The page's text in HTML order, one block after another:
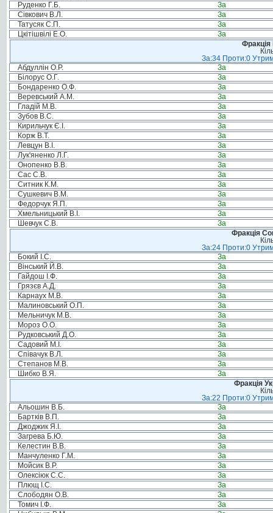
Руденко Г.Б.
За
Сівкович В.Л.
За
Татусяк С.П.
За
Цкітішвілі Е.О.
За
За:34 Проти:0
Абдуллін О.Р.
За
Білорус О.Г.
За
Бондаренко О.Ф.
За
Веревський А.М.
За
Гладій М.В.
За
Зубов В.С.
За
Кирильчук Є.І.
За
Корж В.Т.
За
Левцун В.І.
За
Лук'яненко Л.Г.
За
Онопенко В.В.
За
Сас С.В.
За
Ситник К.М.
За
Сушкевич В.М.
За
Федорчук Я.П.
За
Хмельницький В.І.
За
Шевчук С.В.
За
Фракція
За:24 Проти:0
Бокий І.С.
За
Вінський Й.В.
За
Гайдош І.Ф.
За
Грязєв А.Д.
За
Карнаух М.В.
За
Малиновський О.П.
За
Мельничук М.В.
За
Мороз О.О.
За
Рудковський Д.О.
За
Садовий М.І.
За
Співачук В.Л.
За
Степанов М.В.
За
Шибко В.Я.
За
Фракція
За:22 Проти:0
Альошин В.Б.
За
Бартків В.П.
За
Джоджик Я.І.
За
Загрева Б.Ю.
За
Келестин В.В.
За
Манчуленко Г.М.
За
Мойсик В.Р.
За
Олексіюк С.С.
За
Плющ І.С.
За
Слободян О.В.
За
Томич І.Ф.
За